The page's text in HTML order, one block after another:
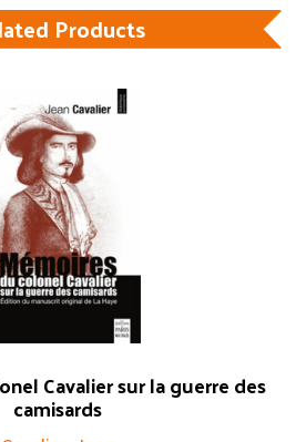
Products
Cavalier sur la guerre des
camisards